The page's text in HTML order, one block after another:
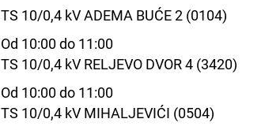
TS 10/0,4 kV ADEMA BUĆE 2 (0104)
Od 10:00 do 11:00
TS 10/0,4 kV RELJEVO DVOR 4 (3420)
Od 10:00 do 11:00
TS 10/0,4 kV MIHALJEVIĆI (0504)